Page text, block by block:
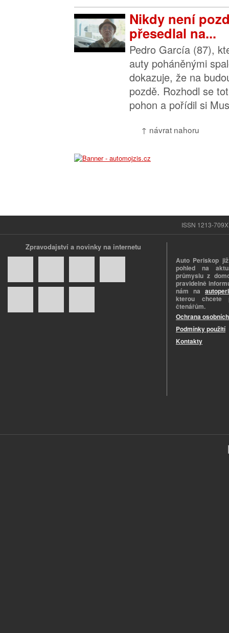
Nikdy není
přesedlal na...
Pedro García (87),
auty poháněnými
dokazuje, že na
pozdě. Rozhodl se
pohon a pořídil si
↑ návrat nahoru
ISSN 1213-
Zpravodajství a novinky na internetu
Auto Periskop
pohled na
průmyslu z
pravidelně
nám na
kterou chcete
čtenářům.
Ochrana
Podmínky použití
Kontakty